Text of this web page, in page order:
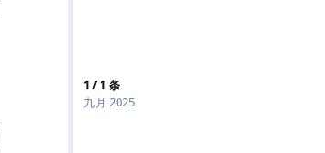
1 /1 条
九月 2025